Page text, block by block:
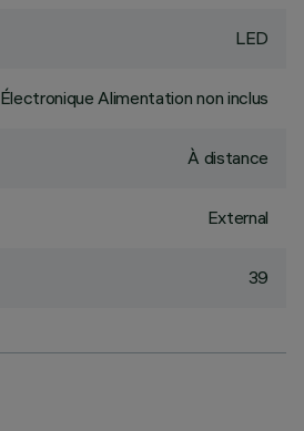
LED
Électronique Alimentation non inclus
À distance
External
39